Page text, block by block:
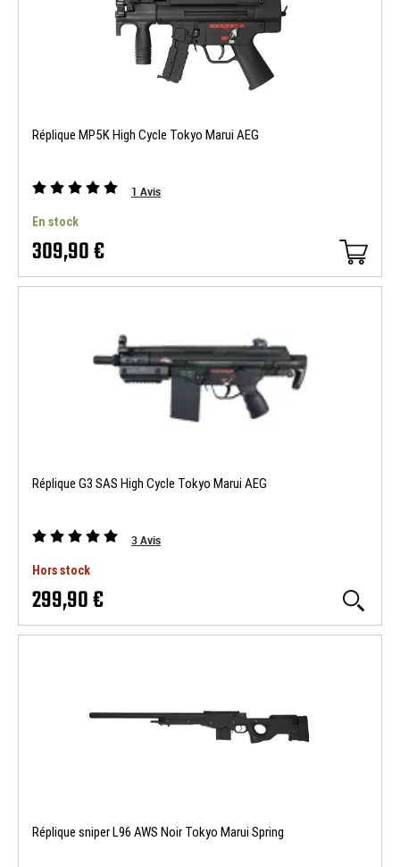
Réplique MP5K High Cycle Tokyo Marui AEG
1 Avis
En stock
309,90 €
Réplique G3 SAS High Cycle Tokyo Marui AEG
3Avis
Hors stock
299,90 €
Réplique sniper L96 AWS Noir Tokyo Marui Spring